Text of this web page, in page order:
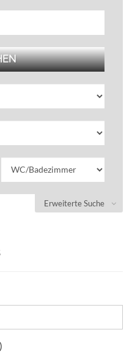
Erweiterte Suche